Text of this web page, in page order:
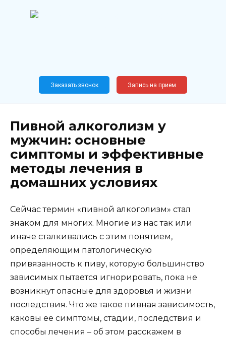
Новослободская, 62, к12
Заказать звонок Запись на прием
Пивной алкоголизм у
мужчин: основные
симптомы и эффективные
методы лечения в
домашних условиях
Сейчас термин «пивной алкоголизм» стал
знаком для многих. Многие из нас так или
иначе сталкивались с этим понятием,
определяющим патологическую
привязанность к пиву, которую большинство
зависимых пытается игнорировать, пока не
возникнут опасные для здоровья и жизни
последствия. Что же такое пивная зависимость,
каковы ее симптомы, стадии, последствия и
способы лечения – об этом расскажем в